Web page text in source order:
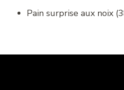
Pain surprise aux noix